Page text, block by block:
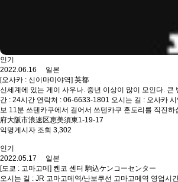
인기
2022.06.16 일본
[오사카 : 신이마미야역] 英都
신세계에 있는 게이 사우나. 중년 이상이 많이 모인다.
간 : 24시간 연락처 : 06-6633-1801 오시는 길 : 오사카
보 11분 쓰텐카쿠에서 걸어서 쓰텐카쿠 혼도리를 직진
府大阪市浪速区恵美須東1-19-17
익명게시자 조회 3,302
인기
2022.05.17 일본
[도쿄 : 고마고메] 켄코 센터 駒込ケンコーセンター
오시는 길 : JR 고마고메역/난보쿠선 고마고메역 영업시